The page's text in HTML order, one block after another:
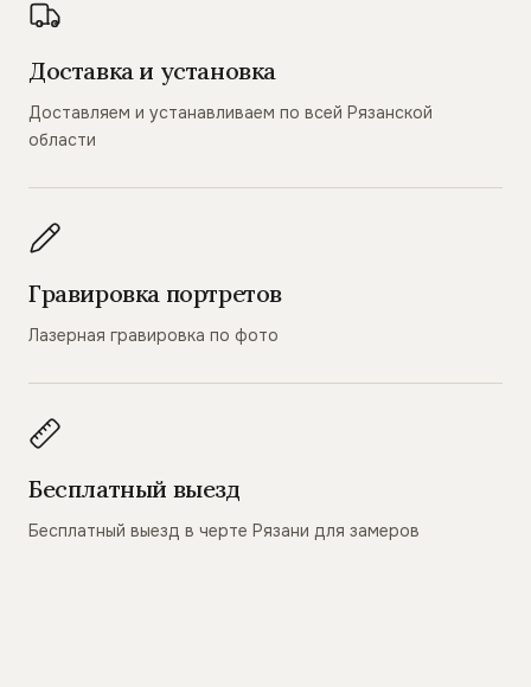
Доставка и установка
Доставляем и устанавливаем по всей Рязанской
области
Гравировка портретов
Лазерная гравировка по фото
Бесплатный выезд
Бесплатный выезд в черте Рязани для замеров